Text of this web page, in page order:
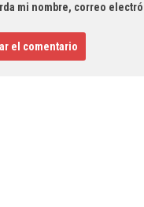
mi nombre, correo